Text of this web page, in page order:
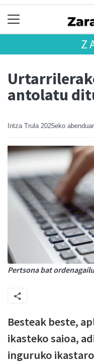
antolatu
Intza Trula 2025eko
Pertsona bat
Besteak beste,
ikasteko saioa,
inguruko